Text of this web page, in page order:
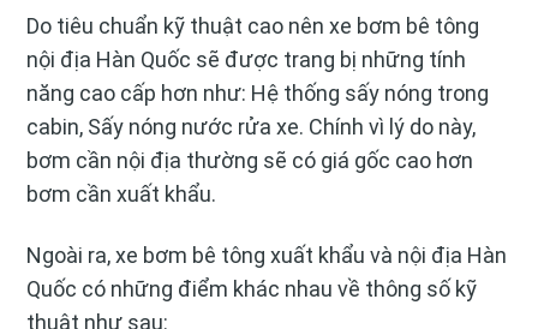
Do tiêu chuẩn kỹ thuật cao nên xe bơm bê tông
nội địa Hàn Quốc sẽ được trang bị những tính
năng cao cấp hơn như: Hệ thống sấy nóng trong
cabin, Sấy nóng nước rửa xe. Chính vì lý do này,
bơm cần nội địa thường sẽ có giá gốc cao hơn
bơm cần xuất khẩu.
Ngoài ra, xe bơm bê tông xuất khẩu và nội địa Hàn
Quốc có những điểm khác nhau về thông số kỹ
thuật như sau: